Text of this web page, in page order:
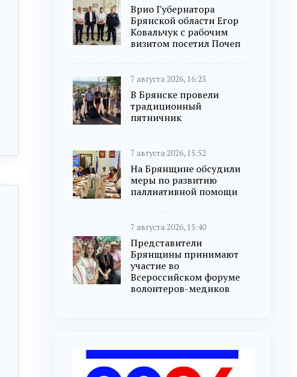
Врио Губернатора
Брянской области Егор
Ковальчук с рабочим
визитом посетил Почеп
7 августа 2026, 16:25
В Брянске провели
традиционный
пятничник
7 августа 2026, 15:52
На Брянщине обсудили
меры по развитию
паллиативной помощи
7 августа 2026, 15:40
Представители
Брянщины принимают
участие во
Всероссийском форуме
волонтеров-медиков